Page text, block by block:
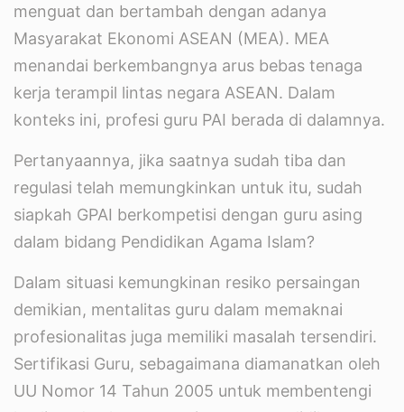
menguat dan bertambah dengan adanya
Masyarakat Ekonomi ASEAN (MEA). MEA
menandai berkembangnya arus bebas tenaga
kerja terampil lintas negara ASEAN. Dalam
konteks ini, profesi guru PAI berada di dalamnya.
Pertanyaannya, jika saatnya sudah tiba dan
regulasi telah memungkinkan untuk itu, sudah
siapkah GPAI berkompetisi dengan guru asing
dalam bidang Pendidikan Agama Islam?
Dalam situasi kemungkinan resiko persaingan
demikian, mentalitas guru dalam memaknai
profesionalitas juga memiliki masalah tersendiri.
Sertifikasi Guru, sebagaimana diamanatkan oleh
UU Nomor 14 Tahun 2005 untuk membentengi